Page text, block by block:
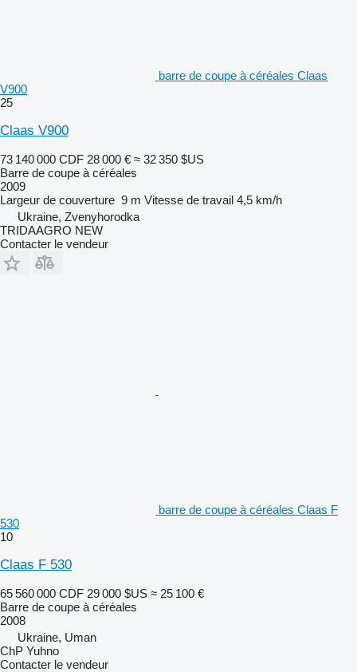
barre de coupe à céréales Claas
V900
25
Claas V900
73 140 000 CDF 28 000 € ≈ 32 350 $US
Barre de coupe à céréales
2009
Largeur de couverture 9 m Vitesse de travail 4,5 km/h
Ukraine, Zvenyhorodka
TRIDAAGRO NEW
Contacter le vendeur
barre de coupe à céréales Claas F
530
10
Claas F 530
65 560 000 CDF 29 000 $US ≈ 25 100 €
Barre de coupe à céréales
2008
Ukraine, Uman
ChP Yuhno
Contacter le vendeur